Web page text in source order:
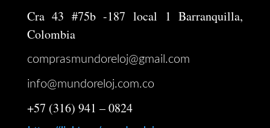
Cra 43 #75b -187 local 1 Barranquilla,
Colombia
comprasmundoreloj@gmail.com
info@mundoreloj.com.co
+57 (316) 941 – 0824